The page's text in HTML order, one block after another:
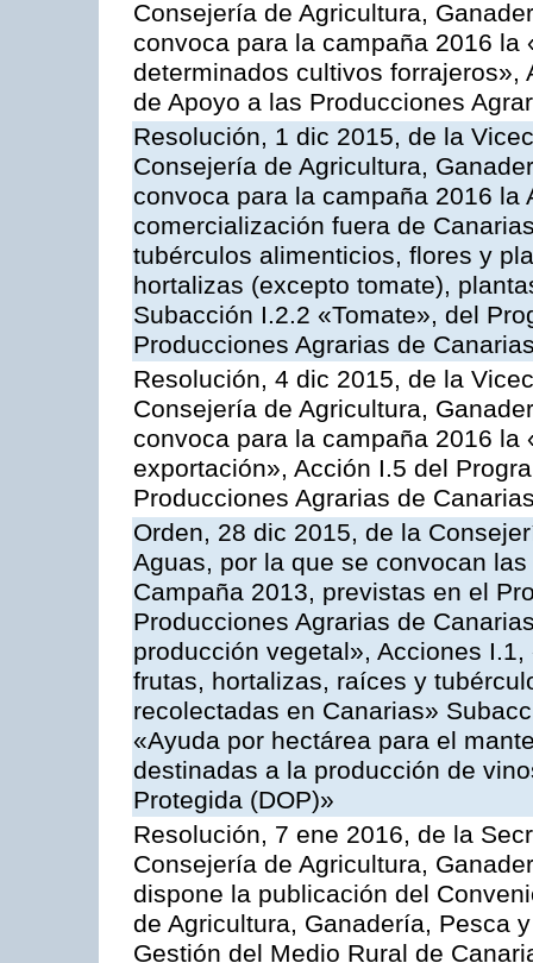
Consejería de Agricultura,
convoca para la campaña 2016 la
determinados cultivos forrajeros»,
de Apoyo a las Producciones
Resolución, 1 dic 2015, de la
Consejería de Agricultura,
convoca para la campaña 2016 la
comercialización fuera de
tubérculos alimenticios, flores y
hortalizas (excepto tomate),
Subacción I.2.2 «Tomate», del
Producciones Agrarias de
Resolución, 4 dic 2015, de la
Consejería de Agricultura,
convoca para la campaña 2016
exportación», Acción I.5 del
Producciones Agrarias de
Orden, 28 dic 2015, de la
Aguas, por la que se convocan
Campaña 2013, previstas en el
Producciones Agrarias de
producción vegetal», Acciones
frutas, hortalizas, raíces y
recolectadas en Canarias»
«Ayuda por hectárea para el
destinadas a la producción de
Protegida (DOP)»
Resolución, 7 ene 2016, de la
Consejería de Agricultura,
dispone la publicación del
de Agricultura, Ganadería, Pesca
Gestión del Medio Rural de